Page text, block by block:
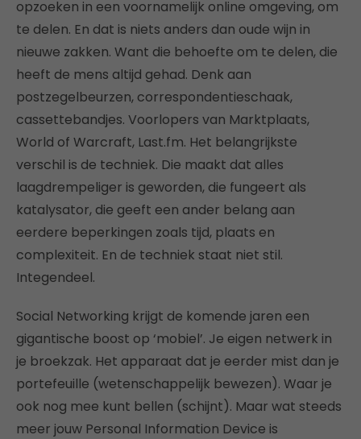
opzoeken in een voornamelijk online omgeving, om
te delen. En dat is niets anders dan oude wijn in
nieuwe zakken. Want die behoefte om te delen, die
heeft de mens altijd gehad. Denk aan
postzegelbeurzen, correspondentieschaak,
cassettebandjes. Voorlopers van Marktplaats,
World of Warcraft, Last.fm. Het belangrijkste
verschil is de techniek. Die maakt dat alles
laagdrempeliger is geworden, die fungeert als
katalysator, die geeft een ander belang aan
eerdere beperkingen zoals tijd, plaats en
complexiteit. En de techniek staat niet stil.
Integendeel.
Social Networking krijgt de komende jaren een
gigantische boost op ‘mobiel’. Je eigen netwerk in
je broekzak. Het apparaat dat je eerder mist dan je
portefeuille (wetenschappelijk bewezen). Waar je
ook nog mee kunt bellen (schijnt). Maar wat steeds
meer jouw Personal Information Device is